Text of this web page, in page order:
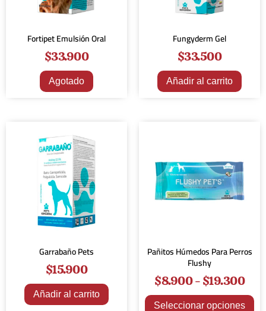
Fortipet Emulsión Oral
$33.900
Agotado
Fungyderm Gel
$33.500
Añadir al carrito
Garrabaño Pets
$15.900
Añadir al carrito
Pañitos Húmedos Para Perros
Flushy
$8.900-$19.300
Seleccionar opciones